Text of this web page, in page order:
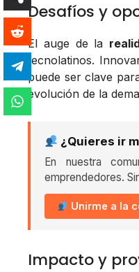
Desafíos y
El auge de la
tecnolatinos.
puede ser clave
evolución de la
¿Quieres ir
En nuestra
emprendedores.
Unirme a la
Impacto y